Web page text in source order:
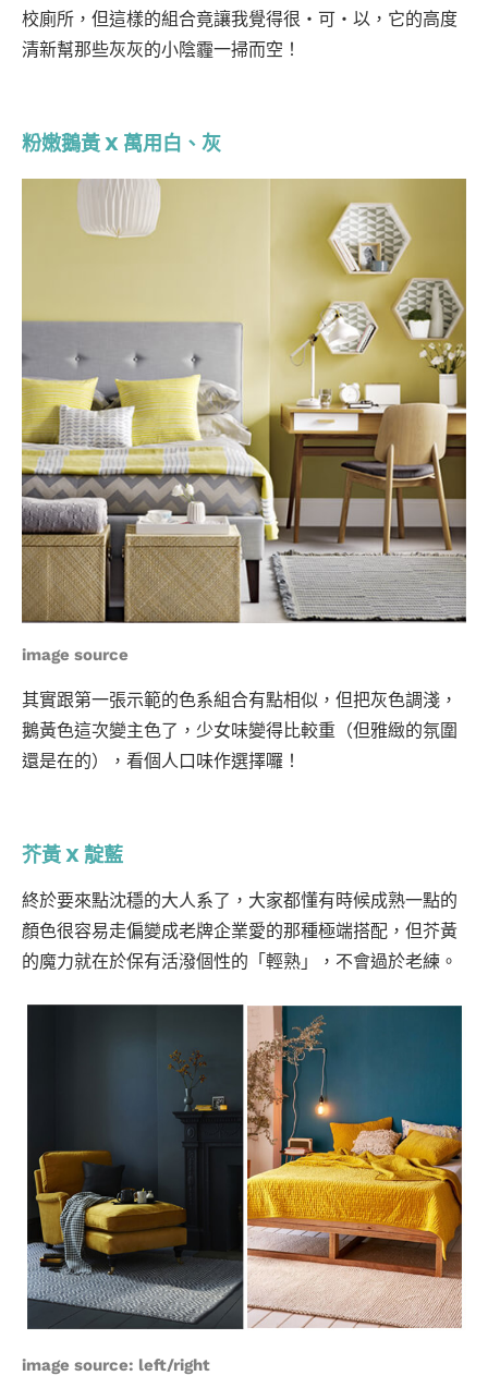
校廁所，但這樣的組合竟讓我覺得很・可・以，它的高度
清新幫那些灰灰的小陰霾一掃而空！
粉嫩鵝黃 X 萬用白、灰
image source
其實跟第一張示範的色系組合有點相似，但把灰色調淺，
鵝黃色這次變主色了，少女味變得比較重（但雅緻的氛圍
還是在的），看個人口味作選擇囉！
芥黃 X 靛藍
終於要來點沈穩的大人系了，大家都懂有時候成熟一點的
顏色很容易走偏變成老牌企業愛的那種極端搭配，但芥黃
的魔力就在於保有活潑個性的「輕熟」，不會過於老練。
image source: left/right